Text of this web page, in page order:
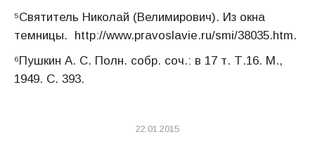
⁵Святитель Николай (Велимирович). Из окна
темницы. http://www.pravoslavie.ru/smi/38035.htm.
⁶Пушкин А. С. Полн. собр. соч.: в 17 т. Т.16. М.,
1949. С. 393.
22.01.2015